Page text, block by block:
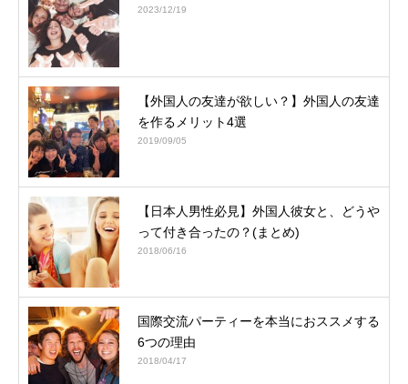
2023/12/19
【外国人の友達が欲しい？】外国人の友達
を作るメリット4選
2019/09/05
【日本人男性必見】外国人彼女と、どうや
って付き合ったの？(まとめ)
2018/06/16
国際交流パーティーを本当におススメする
6つの理由
2018/04/17